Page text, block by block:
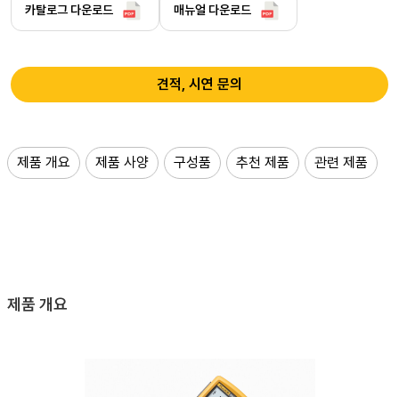
카탈로그 다운로드 매뉴얼 다운로드
견적, 시연 문의
제품 개요 제품 사양 구성품 추천 제품 관련 제품
제품 개요